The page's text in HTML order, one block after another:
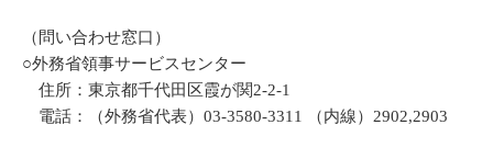
（問い合わせ窓口）
○外務省領事サービスセンター
住所：東京都千代田区霞が関2-2-1
電話：（外務省代表）03-3580-3311 （内線）2902,2903